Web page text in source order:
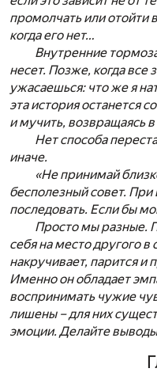
промолчать или отойти
когда его нет…
Внутренние
несет. Позже, когда все
ужасаешься: что же я
эта история останется
и мучить, возвращаясь
Нет способа
иначе.
«Не принимай
бесполезный совет.
последовать. Если бы
Просто мы разные.
себя на место другого в
накручивает, парится и
Именно он обладает
воспринимать чужие
лишены – для них
эмоции. Делайте